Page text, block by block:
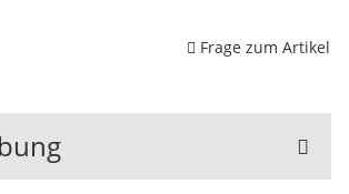
Frage zum Artikel